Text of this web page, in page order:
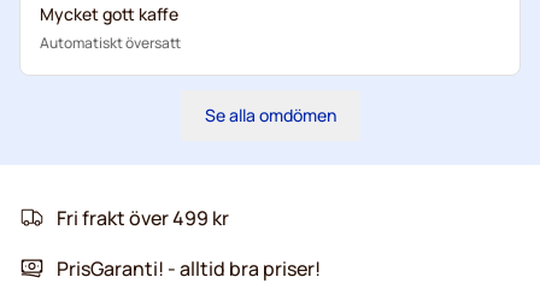
Mycket gott kaffe
Automatiskt översatt
Se alla omdömen
Fri frakt över 499 kr
PrisGaranti! - alltid bra priser!